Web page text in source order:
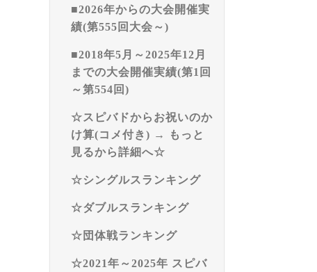
■2026年からの大会開催実
績(第555回大会～)
■2018年5月～2025年12月
までの大会開催実績(第1回
～第554回)
☆スピバドからお祝いのか
け算(コメ付き) → もっと
見るから詳細へ☆
☆シングルスランキング
☆ダブルスランキング
☆団体戦ランキング
☆2021年～2025年 スピバ